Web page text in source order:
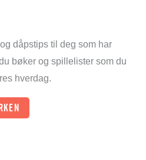
dåpstips til deg som har
bøker og spillelister som du
hverdag.